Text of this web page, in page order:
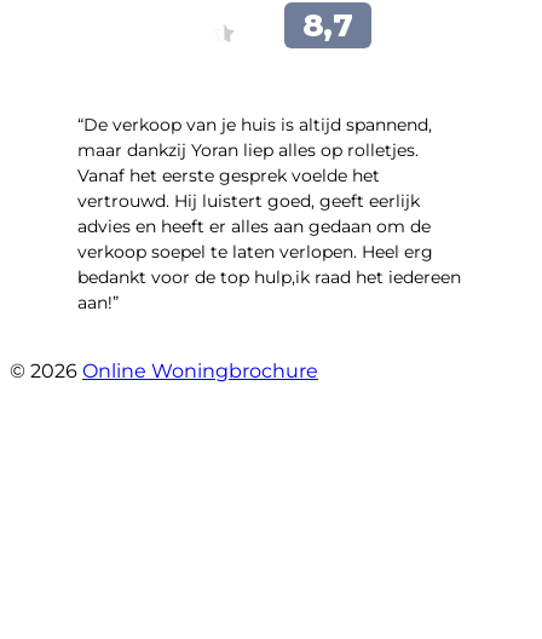
“​De verkoop van je huis is altijd spannend,
maar dankzij Yoran liep alles op rolletjes.
Vanaf het eerste gesprek voelde het
vertrouwd. Hij luistert goed, geeft eerlijk
advies en heeft er alles aan gedaan om de
verkoop soepel te laten verlopen. Heel erg
bedankt voor de top hulp,ik raad het iedereen
aan!”
© 2026 Online Woningbrochure